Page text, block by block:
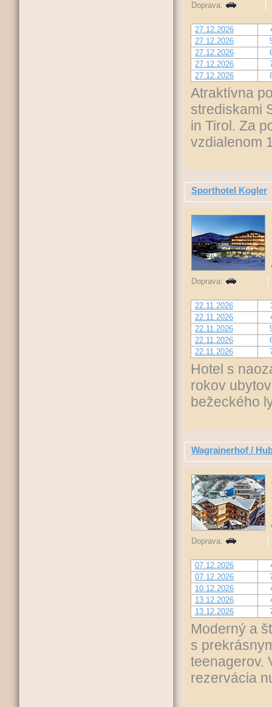
Doprava:
27.12.2026
27.12.2026
27.12.2026
27.12.2026
27.12.2026
Atraktívna
strediskami
in Tirol. Za
vzdialenom
Sporthotel Kogler
Doprava:
22.11.2026
22.11.2026
22.11.2026
22.11.2026
22.11.2026
Hotel s
rokov
bežeckého
Wagrainerhof /
Doprava:
07.12.2026
07.12.2026
10.12.2026
13.12.2026
13.12.2026
Moderný a
s
teenagerov.
rezervácia